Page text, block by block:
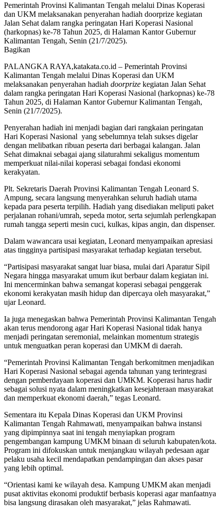
Pemerintah Provinsi Kalimantan Tengah melalui Dinas Koperasi
dan UKM melaksanakan penyerahan hadiah doorprize kegiatan
Jalan Sehat dalam rangka peringatan Hari Koperasi Nasional
(harkopnas) ke-78 Tahun 2025, di Halaman Kantor Gubernur
Kalimantan Tengah, Senin (21/7/2025).
Bagikan
PALANGKA RAYA,katakata.co.id – Pemerintah Provinsi
Kalimantan Tengah melalui Dinas Koperasi dan UKM
melaksanakan penyerahan hadiah doorprize kegiatan Jalan Sehat
dalam rangka peringatan Hari Koperasi Nasional (harkopnas) ke-78
Tahun 2025, di Halaman Kantor Gubernur Kalimantan Tengah,
Senin (21/7/2025).
Penyerahan hadiah ini menjadi bagian dari rangkaian peringatan
Hari Koperasi Nasional yang sebelumnya telah sukses digelar
dengan melibatkan ribuan peserta dari berbagai kalangan. Jalan
Sehat dimaknai sebagai ajang silaturahmi sekaligus momentum
memperkuat nilai-nilai koperasi sebagai fondasi ekonomi
kerakyatan.
Plt. Sekretaris Daerah Provinsi Kalimantan Tengah Leonard S.
Ampung, secara langsung menyerahkan seluruh hadiah utama
kepada para peserta terpilih. Hadiah yang disediakan meliputi paket
perjalanan rohani/umrah, sepeda motor, serta sejumlah perlengkapan
rumah tangga seperti mesin cuci, kulkas, kipas angin, dan dispenser.
Dalam wawancara usai kegiatan, Leonard menyampaikan apresiasi
atas tingginya partisipasi masyarakat terhadap kegiatan tersebut.
“Partisipasi masyarakat sangat luar biasa, mulai dari Aparatur Sipil
Negara hingga masyarakat umum ikut berbaur dalam kegiatan ini.
Ini mencerminkan bahwa semangat koperasi sebagai penggerak
ekonomi kerakyatan masih hidup dan dipercaya oleh masyarakat,”
ujar Leonard.
Ia juga menegaskan bahwa Pemerintah Provinsi Kalimantan Tengah
akan terus mendorong agar Hari Koperasi Nasional tidak hanya
menjadi peringatan seremonial, melainkan momentum strategis
untuk menguatkan peran koperasi dan UMKM di daerah.
“Pemerintah Provinsi Kalimantan Tengah berkomitmen menjadikan
Hari Koperasi Nasional sebagai agenda tahunan yang terintegrasi
dengan pemberdayaan koperasi dan UMKM. Koperasi harus hadir
sebagai solusi nyata dalam meningkatkan kesejahteraan masyarakat
dan memperkuat ekonomi daerah,” tegas Leonard.
Sementara itu Kepala Dinas Koperasi dan UKM Provinsi
Kalimantan Tengah Rahmawati, menyampaikan bahwa instansi
yang dipimpinnya saat ini tengah menyiapkan program
pengembangan kampung UMKM binaan di seluruh kabupaten/kota.
Program ini difokuskan untuk menjangkau wilayah pedesaan agar
pelaku usaha kecil mendapatkan pendampingan dan akses pasar
yang lebih optimal.
“Orientasi kami ke wilayah desa. Kampung UMKM akan menjadi
pusat aktivitas ekonomi produktif berbasis koperasi agar manfaatnya
bisa langsung dirasakan oleh masyarakat,” jelas Rahmawati.